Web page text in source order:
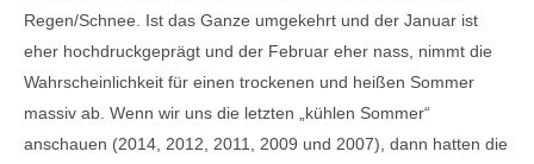
Regen/Schnee. Ist das Ganze umgekehrt und der Januar ist
eher hochdruckgeprägt und der Februar eher nass, nimmt die
Wahrscheinlichkeit für einen trockenen und heißen Sommer
massiv ab. Wenn wir uns die letzten „kühlen Sommer“
anschauen (2014, 2012, 2011, 2009 und 2007), dann hatten die